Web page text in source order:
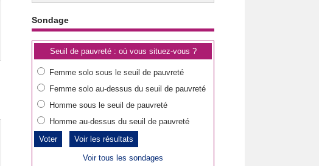
Sondage
Seuil de pauvreté : où vous situez-vous ?
Femme solo sous le seuil de pauvreté
Femme solo au-dessus du seuil de pauvreté
Homme sous le seuil de pauvreté
Homme au-dessus du seuil de pauvreté
Voir les résultats
Voir tous les sondages